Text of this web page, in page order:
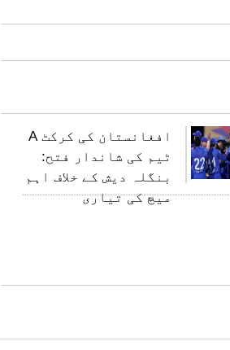
افغانستان کی کرکٹ A
ٹیم کی شاندار فتح:
بنگلہ دیش کے خلاف اہم
میچ کی تیاری